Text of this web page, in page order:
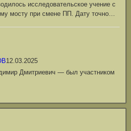
исследовательское учение с
мосту при смене ПП. Дату точно…
12.03.2025
Дмитриевич — был участником